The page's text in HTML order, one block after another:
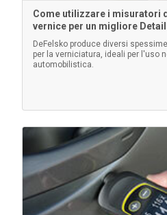
Come utilizzare i misuratori
vernice per un migliore
DeFelsko produce diversi
per la verniciatura, ideali per l'uso
automobilistica.